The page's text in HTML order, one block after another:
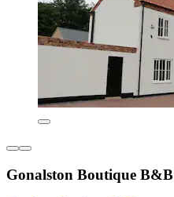
Gonalston Boutique B&B